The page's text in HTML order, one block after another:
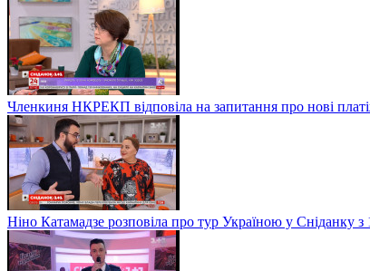
Членкиня НКРЕКП відповіла на запитання про нові
Ніно Катамадзе розповіла про тур Україною у Сніданку з